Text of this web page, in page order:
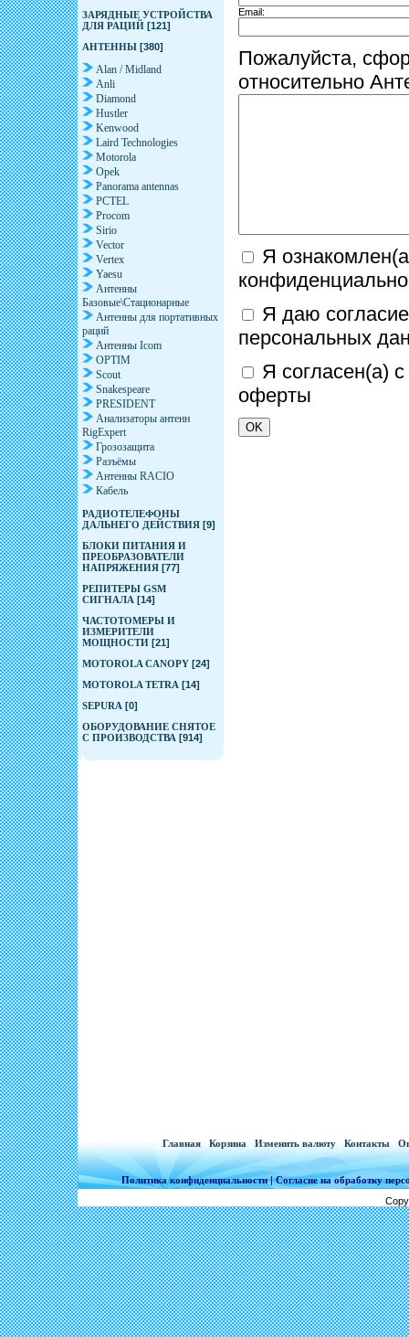
ЗАРЯДНЫЕ УСТРОЙСТВА
ДЛЯ РАЦИЙ [121]
АНТЕННЫ [380]
Alan / Midland
Anli
Diamond
Hustler
Kenwood
Laird Technologies
Motorola
Opek
Panorama antennas
PCTEL
Procom
Sirio
Vector
Vertex
Yaesu
Антенны
Базовые\Стационарные
Антенны для портативных
раций
Антенны Icom
OPTIM
Scout
Snakespeare
PRESIDENT
Анализаторы антенн
RigExpert
Грозозащита
Разъёмы
Антенны RACIO
Кабель
РАДИОТЕЛЕФОНЫ
ДАЛЬНЕГО ДЕЙСТВИЯ [9]
БЛОКИ ПИТАНИЯ И
ПРЕОБРАЗОВАТЕЛИ
НАПРЯЖЕНИЯ [77]
РЕПИТЕРЫ GSM
СИГНАЛА [14]
ЧАСТОТОМЕРЫ И
ИЗМЕРИТЕЛИ
МОЩНОСТИ [21]
MOTOROLA CANOPY [24]
MOTOROLA TETRA [14]
SEPURA [0]
ОБОРУДОВАНИЕ СНЯТОЕ
С ПРОИЗВОДСТВА [914]
Email:
Пожалуйста,
относительно
Я
Я даю
персональных
Я согласен(а)
оферты
Главная Корзина Изменить валюту Контакты
Политика конфиденциальности|Согласие на обработку